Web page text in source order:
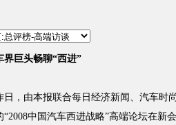
界巨头畅聊“西进”
由本报联合每日经济新闻、汽车时
“2008中国汽车西进战略”高端论坛在新